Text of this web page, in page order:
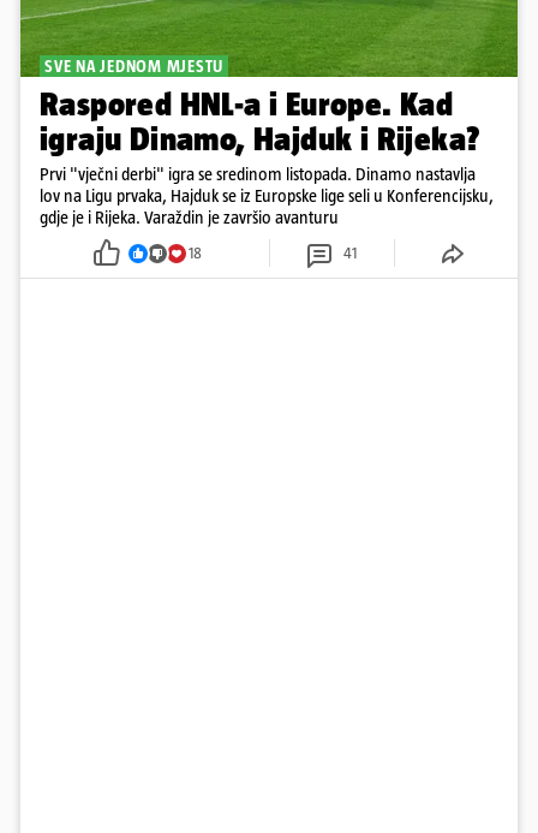
SVE NA JEDNOM MJESTU
Raspored HNL-a i Europe. Kad
igraju Dinamo, Hajduk i Rijeka?
Prvi "vječni derbi" igra se sredinom listopada. Dinamo nastavlja
lov na Ligu prvaka, Hajduk se iz Europske lige seli u Konferencijsku,
gdje je i Rijeka. Varaždin je završio avanturu
18 41